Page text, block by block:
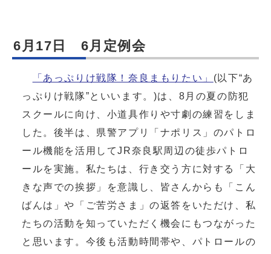
6月17日 6月定例会
「あっぷりけ戦隊！奈良まもりたい」 (以下“あ
っぷりけ戦隊”といいます。)は、8月の夏の防犯
スクールに向け、小道具作りや寸劇の練習をしま
した。後半は、県警アプリ「ナポリス」のパトロ
ール機能を活用してJR奈良駅周辺の徒歩パトロ
ールを実施。私たちは、行き交う方に対する「大
きな声での挨拶」を意識し、皆さんからも「こん
ばんは」や「ご苦労さま」の返答をいただけ、私
たちの活動を知っていただく機会にもつながった
と思います。今後も活動時間帯や、パトロールの